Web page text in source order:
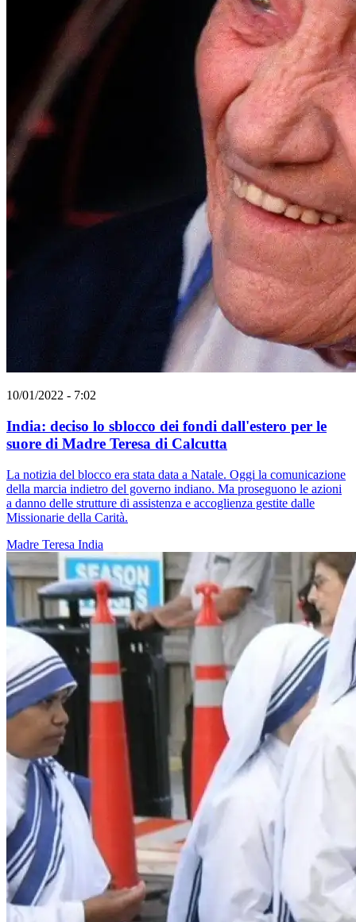
10/01/2022 - 7:02
India: deciso lo sblocco dei fondi dall'estero per le
suore di Madre Teresa di Calcutta
La notizia del blocco era stata data a Natale. Oggi la comunicazione
della marcia indietro del governo indiano. Ma proseguono le azioni
a danno delle strutture di assistenza e accoglienza gestite dalle
Missionarie della Carità.
Madre Teresa India